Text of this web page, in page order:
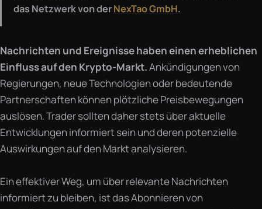
das Netzwerk von derNexTao GmbH.
Nachrichten und Ereignisse haben einen erheblichen
Einfluss auf den Krypto-Markt.Ankündigungen von
Regierungen, neue Technologien oder bedeutende
Partnerschaften können plötzliche Preisbewegungen
auslösen. Trader sollten daher stets über aktuelle
Entwicklungen informiert sein und deren potenzielle
Auswirkungen auf den Markt analysieren.
Ein effektiver Weg, um über relevante Nachrichten
informiert zu bleiben, ist das Abonnieren von